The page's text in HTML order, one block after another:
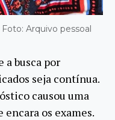
Arquivo pessoal
a busca por
seja contínua.
causou uma
os exames.